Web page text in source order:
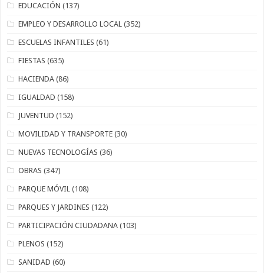
EDUCACIÓN (137)
EMPLEO Y DESARROLLO LOCAL (352)
ESCUELAS INFANTILES (61)
FIESTAS (635)
HACIENDA (86)
IGUALDAD (158)
JUVENTUD (152)
MOVILIDAD Y TRANSPORTE (30)
NUEVAS TECNOLOGÍAS (36)
OBRAS (347)
PARQUE MÓVIL (108)
PARQUES Y JARDINES (122)
PARTICIPACIÓN CIUDADANA (103)
PLENOS (152)
SANIDAD (60)